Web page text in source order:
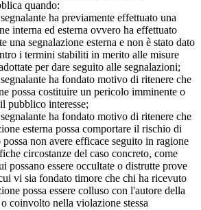
quando:
ha previamente effettuato una
interna ed esterna ovvero ha effettuato
una segnalazione esterna e non è stato dato
i termini stabiliti in merito alle misure
per dare seguito alle segnalazioni;
ha fondato motivo di ritenere che
possa costituire un pericolo imminente o
pubblico interesse;
ha fondato motivo di ritenere che
esterna possa comportare il rischio di
non avere efficace seguito in ragione
circostanze del caso concreto, come
possano essere occultate o distrutte prove
vi sia fondato timore che chi ha ricevuto
possa essere colluso con l'autore della
coinvolto nella violazione stessa